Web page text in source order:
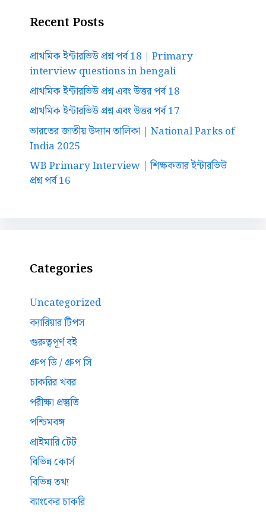
Recent Posts
প্রাথমিক ইন্টারভিউ প্রশ্ন পর্ব 18 | Primary
interview questions in bengali
প্রাথমিক ইন্টারভিউ প্রশ্ন এবং উত্তর পর্ব 18
প্রাথমিক ইন্টারভিউ প্রশ্ন এবং উত্তর পর্ব 17
ভারতের জাতীয় উদ্যান তালিকা | National Parks of
India 2025
WB Primary Interview | শিক্ষকতার ইন্টারভিউ
প্রশ্ন পর্ব 16
Categories
Uncategorized
ক্যারিয়ার টিপস
গুরুত্বপূর্ণ বই
গ্রুপ ডি / গ্রুপ সি
চাকরির খবর
পরীক্ষা প্রস্তুতি
পশ্চিমবঙ্গ
প্রাইমারি টেট
বিভিন্ন কোর্স
বিভিন্ন তথ্য
ব্যাংকের চাকরি